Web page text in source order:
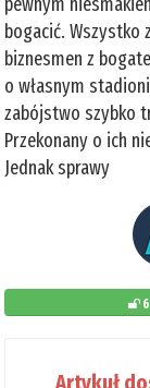
bogacić. Wszystko
biznesmen z
o własnym
zabójstwo szybko
Przekonany o ich
Jednak sprawy
Artykuł